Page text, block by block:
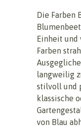
Die Farben
Einheit und
Farben
langweilig
stilvoll und
klassische
von Blau